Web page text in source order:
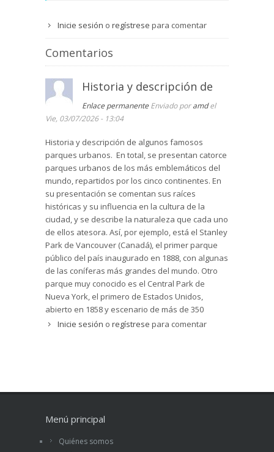
Inicie sesión o regístrese para comentar
Comentarios
Historia y descripción de
Enlace permanente Enviado poramdel
Vie, 03/07/2026 - 13:04
Historia y descripción de algunos famosos
parques urbanos. En total, se presentan catorce
parques urbanos de los más emblemáticos del
mundo, repartidos por los cinco continentes. En
su presentación se comentan sus raíces
históricas y su influencia en la cultura de la
ciudad, y se describe la naturaleza que cada uno
de ellos atesora. Así, por ejemplo, está el Stanley
Park de Vancouver (Canadá), el primer parque
público del país inaugurado en 1888, con algunas
de las coníferas más grandes del mundo. Otro
parque muy conocido es el Central Park de
Nueva York, el primero de Estados Unidos,
abierto en 1858 y escenario de más de 350
películas. En España, está el Parque de la
inglesa.
Los textos son obra de Tania Graff (Avilés,
Inicie sesión o regístrese para comentar
Menú principal
Quiénes somos